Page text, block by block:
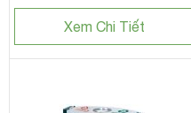
Xem Chi Tiết